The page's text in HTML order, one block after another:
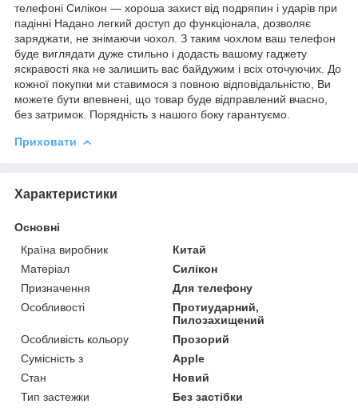
телефоні Силікон ― хороша захист від подряпин і ударів при
падінні Надано легкий доступ до функціонала, дозволяє
заряджати, не знімаючи чохол. З таким чохлом ваш телефон
буде виглядати дуже стильно і додасть вашому гаджету
яскравості яка не залишить вас байдужим і всіх оточуючих. До
кожної покупки ми ставимося з повною відповідальністю, Ви
можете бути впевнені, що товар буде відправлений вчасно,
без затримок. Порядність з нашого боку гарантуємо.
Приховати
Характеристики
Основні
Країна виробник
Китай
Матеріал
Силікон
Призначення
Для телефону
Особливості
Протиударний,
Пилозахищений
Особливість кольору
Прозорий
Сумісність з
Apple
Стан
Новий
Тип застежки
Без застібки